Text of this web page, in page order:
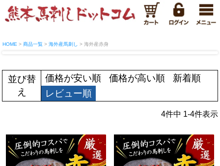
HOME 商品一覧 海外産馬刺し 海外産赤身
並び替
え
価格が安い順 価格が高い順
新着順
レビュー順
4件中 1-4件表示